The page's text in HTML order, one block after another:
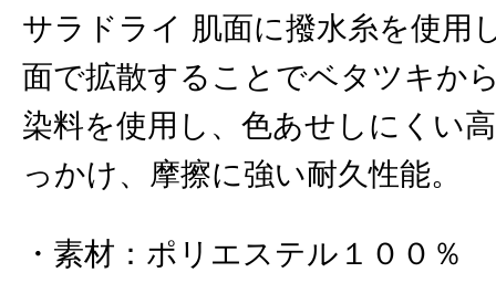
サラドライ 肌面に撥水糸を使用
面で拡散することでベタツキか
染料を使用し、色あせしにくい
っかけ、摩擦に強い耐久性能。
素材 ： ポリエステル１００％